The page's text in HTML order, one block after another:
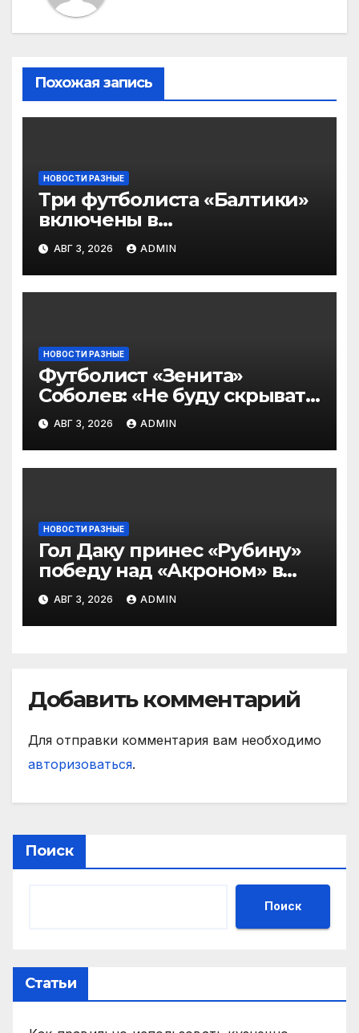
Похожая запись
НОВОСТИ РАЗНЫЕ
Три футболиста «Балтики»
включены в
символическую сборную
2‑го тура РПЛ по версии
подписчиков МАТЧ
ПРЕМЬЕР
АВГ 3, 2026 ADMIN
НОВОСТИ РАЗНЫЕ
Футболист «Зенита»
Соболев: «Не буду скрывать
— в Оренбурге всегда
тяжело играть»
АВГ 3, 2026 ADMIN
НОВОСТИ РАЗНЫЕ
Гол Даку принес «Рубину»
победу над «Акроном» в
матче РПЛ
АВГ 3, 2026 ADMIN
Добавить комментарий
Для отправки комментария вам необходимо
авторизоваться.
Поиск
Поиск
Статьи